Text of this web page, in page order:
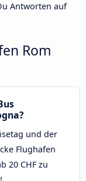
Antworten auf
Rom
und der
Flughafen
20 CHF zu